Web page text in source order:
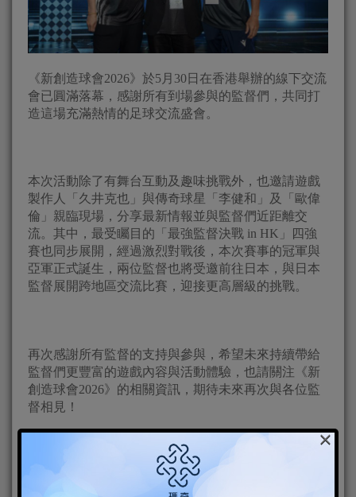
《新創造球會2026》於5月30日在香港舉辦的線下交流
會已圓滿落幕，感謝所有到場參與的監督們，共同打
造這場充滿熱情的足球交流盛會。
本次活動除了有舞台互動及趣味挑戰外，也邀請遊戲
製作人「久井克也」與傳奇球星「李健和」及「歐偉
倫」親臨現場，分享最新情報並與監督們近距離交
流。其中，最受矚目的「最強監督決戰 in HK」四強
賽也同步展開，經過激烈對戰後，本次賽事的冠軍與
亞軍正式誕生，兩位監督也將受邀前往日本，與日本
監督展開跨地區交流比賽，迎接更高層級的挑戰。
再次感謝所有監督的支持與參與，希望未來持續帶給
監督們更豐富的遊戲內容與活動體驗，也請關注《新
創造球會2026》的相關資訊，期待未來再次與各位監
督相見！
×